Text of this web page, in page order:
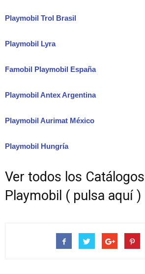
Playmobil Trol Brasil
Playmobil Lyra
Famobil Playmobil España
Playmobil Antex Argentina
Playmobil Aurimat México
Playmobil Hungría
Ver todos los
Playmobil ( pulsa aquí )